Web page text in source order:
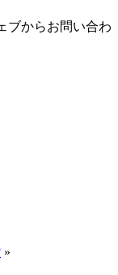
ブからお問い合わ
»